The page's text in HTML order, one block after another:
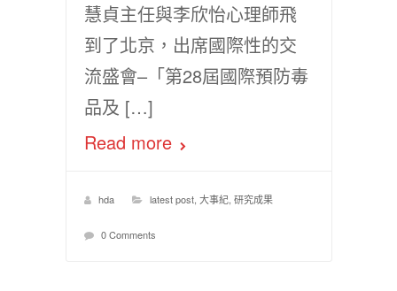
慧貞主任與李欣怡心理師飛
到了北京，出席國際性的交
流盛會–「第28屆國際預防毒
品及 […]
Read more
hda latest post, 大事紀, 研究成果
0 Comments